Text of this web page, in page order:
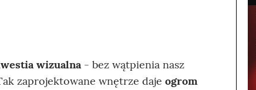
wizualna- bez wątpienia nasz
zaprojektowane wnętrze daje ogrom